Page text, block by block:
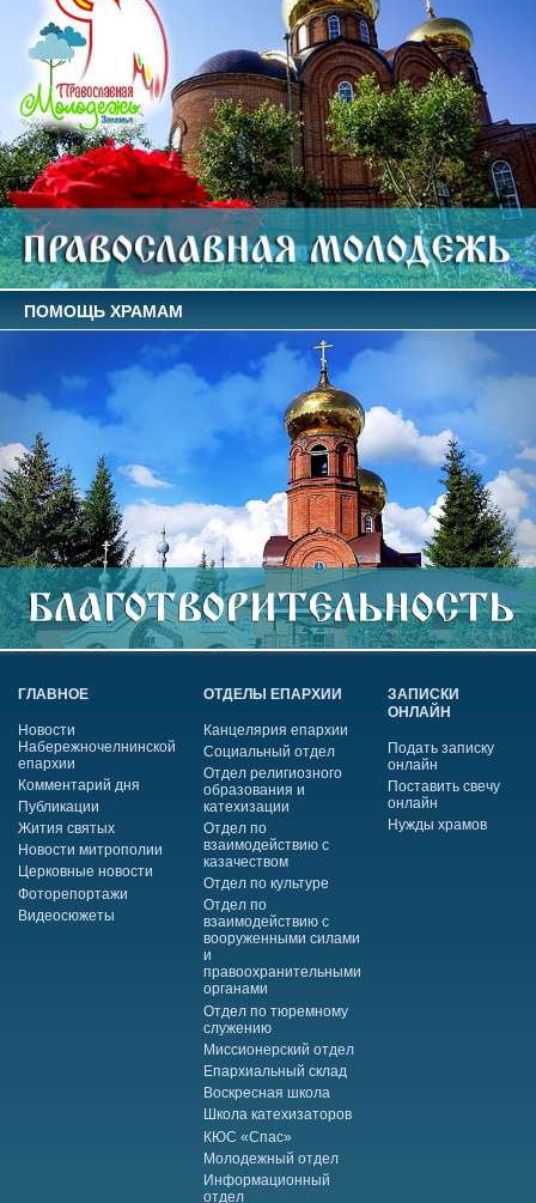
ПОМОЩЬ ХРАМАМ
ГЛАВНОЕ
Новости
Набережночелнинской
епархии
Комментарий дня
Публикации
Жития святых
Новости митрополии
Церковные новости
Фоторепортажи
Видеосюжеты
ОТДЕЛЫ ЕПАРХИИ
Канцелярия епархии
Социальный отдел
Отдел религиозного
образования и
катехизации
Отдел по
взаимодействию с
казачеством
Отдел по культуре
Отдел по
взаимодействию с
вооруженными силами
и
правоохранительными
органами
Отдел по тюремному
служению
Миссионерский отдел
Епархиальный склад
Воскресная школа
Школа катехизаторов
КЮС «Спас»
Молодежный отдел
Информационный
отдел
ЗАПИСКИ
ОНЛАЙН
Подать записку
онлайн
Поставить свечу
онлайн
Нужды храмов